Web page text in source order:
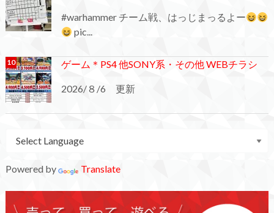
#warhammer チーム戦、はっじまっるよー
pic...
ゲーム＊PS4 他SONY系・その他 WEBチラシ
2026/８/6 更新
Powered by Translate